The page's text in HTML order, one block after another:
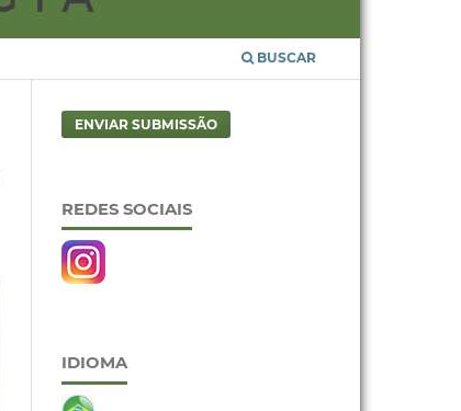
BUSCAR
ENVIAR SUBMISSÃO
REDES SOCIAIS
IDIOMA